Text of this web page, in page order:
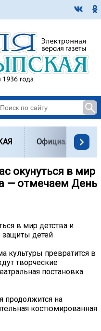
Официально
окунуться в мир
— отмечаем День
в мир детства и
детей
превратится в
творческие
постановка
продолжится на
костюмированная